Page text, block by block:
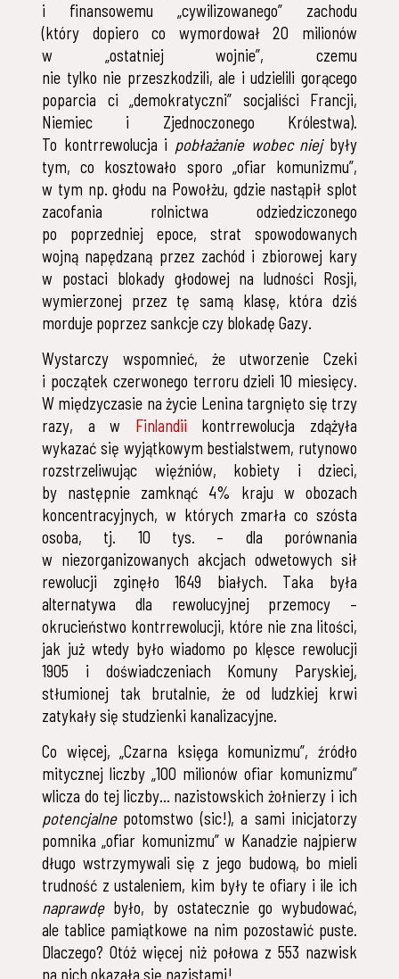
i finansowemu „cywilizowanego” zachodu
(który dopiero co wymordował 20 milionów
w „ostatniej wojnie”, czemu
nie tylko nie przeszkodzili, ale i udzielili gorącego
poparcia ci „demokratyczni” socjaliści Francji,
Niemiec i Zjednoczonego Królestwa).
To kontrrewolucja i pobłażanie wobec niejbyły
tym, co kosztowało sporo „ofiar komunizmu”,
w tym np. głodu na Powołżu, gdzie nastąpił splot
zacofania rolnictwa odziedziczonego
po poprzedniej epoce, strat spowodowanych
wojną napędzaną przez zachód i zbiorowej kary
w postaci blokady głodowej na ludności Rosji,
wymierzonej przez tę samą klasę, która dziś
morduje poprzez sankcje czy blokadę Gazy.
Wystarczy wspomnieć, że utworzenie Czeki
i początek czerwonego terroru dzieli 10 miesięcy.
W międzyczasie na życie Lenina targnięto się trzy
razy, a w Finlandii kontrrewolucja zdążyła
wykazać się wyjątkowym bestialstwem, rutynowo
rozstrzeliwując więźniów, kobiety i dzieci,
by następnie zamknąć 4% kraju w obozach
koncentracyjnych, w których zmarła co szósta
osoba, tj. 10 tys. – dla porównania
w niezorganizowanych akcjach odwetowych sił
rewolucji zginęło 1649 białych. Taka była
alternatywa dla rewolucyjnej przemocy –
okrucieństwo kontrrewolucji, które nie zna litości,
jak już wtedy było wiadomo po klęsce rewolucji
1905 i doświadczeniach Komuny Paryskiej,
stłumionej tak brutalnie, że od ludzkiej krwi
zatykały się studzienki kanalizacyjne.
Co więcej, „Czarna księga komunizmu”, źródło
mitycznej liczby „100 milionów ofiar komunizmu”
wlicza do tej liczby… nazistowskich żołnierzy i ich
potencjalne potomstwo (sic!), a sami inicjatorzy
pomnika „ofiar komunizmu” w Kanadzie najpierw
długo wstrzymywali się z jego budową, bo mieli
trudność z ustaleniem, kim były te ofiary i ile ich
naprawdę było, by ostatecznie go wybudować,
ale tablice pamiątkowe na nim pozostawić puste.
Dlaczego? Otóż więcej niż połowa z 553 nazwisk
na nich okazała się nazistami!